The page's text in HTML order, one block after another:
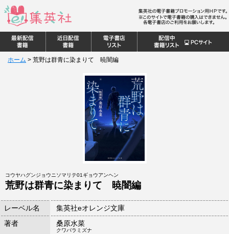
ホーム > 荒野は群青に染まりて 暁闇編
コウヤハグンジョウニソマリテ01ギョウアンヘン
荒野は群青に染まりて 暁闇編
レーベル名
集英社eオレンジ文庫
著者
桑原水菜
クワバラミズナ